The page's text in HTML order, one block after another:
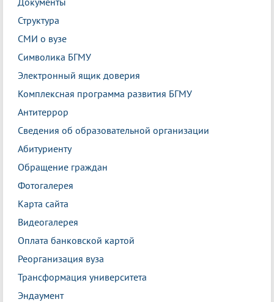
Структура
СМИ о вузе
Символика БГМУ
Электронный ящик доверия
Комплексная программа развития БГМУ
Антитеррор
Сведения об образовательной организации
Абитуриенту
Обращение граждан
Фотогалерея
Карта сайта
Видеогалерея
Оплата банковской картой
Реорганизация вуза
Трансформация университета
Эндаумент